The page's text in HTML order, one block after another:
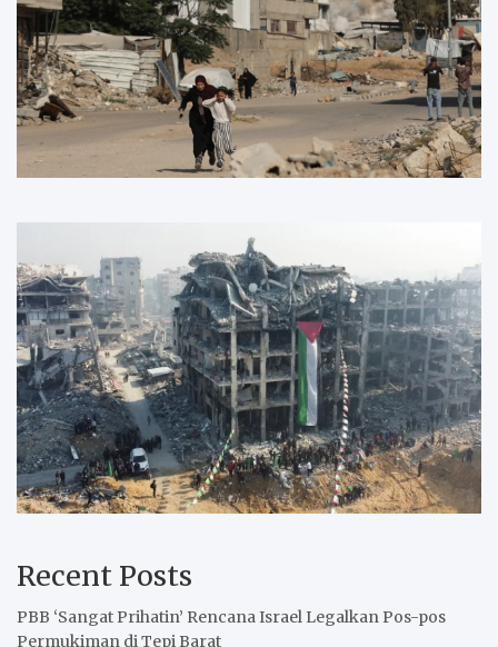
Recent Posts
PBB ‘Sangat Prihatin’ Rencana Israel Legalkan Pos-pos
Permukiman di Tepi Barat